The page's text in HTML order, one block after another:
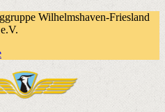
Wilhelmshaven-Friesland
e.V.